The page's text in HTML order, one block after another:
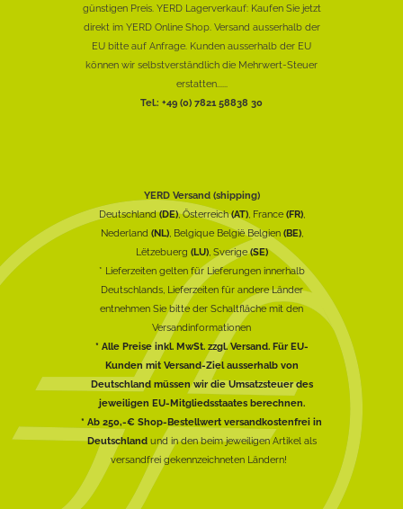
günstigen Preis. YERD Lagerverkauf: Kaufen Sie jetzt
direkt im YERD Online Shop. Versand ausserhalb der
EU bitte auf Anfrage. Kunden ausserhalb der EU
können wir selbstverständlich die Mehrwert-Steuer
erstatten......
Tel.: +49 (0) 7821 58838 30
YERD Versand (shipping)
Deutschland(DE), Österreich(AT), France (FR),
Nederland (NL), Belgique België Belgien (BE),
Lëtzebuerg (LU), Sverige(SE)
* Lieferzeiten gelten für Lieferungen innerhalb
Deutschlands, Lieferzeiten für andere Länder
entnehmen Sie bitte der Schaltfläche mit den
Versandinformationen
* Alle Preise inkl. MwSt. zzgl. Versand. Für EU-
Kunden mit Versand-Ziel ausserhalb von
Deutschland müssen wir die Umsatzsteuer des
jeweiligen EU-Mitgliedsstaates berechnen.
* Ab 250,-€ Shop-Bestellwert versandkostenfrei in
Deutschlandund in den beim jeweiligen Artikel als
versandfrei gekennzeichneten Ländern!